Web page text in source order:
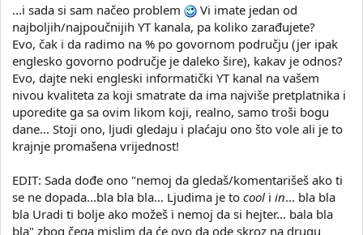
...i sada si sam načeo problem
Vi imate jedan od
najboljih/najpoučnijih YT kanala, pa koliko zarađujete?
Evo, čak i da radimo na % po govornom području (jer ipak
englesko govorno područje je daleko šire), kakav je odnos?
Evo, dajte neki engleski informatički YT kanal na vašem
nivou kvaliteta za koji smatrate da ima najviše pretplatnika i
uporedite ga sa ovim likom koji, realno, samo troši bogu
dane... Stoji ono, ljudi gledaju i plaćaju ono što vole ali je to
krajnje promašena vrijednost!
EDIT: Sada dođe ono "nemoj da gledaš/komentarišeš ako ti
se ne dopada...bla bla bla... Ljudima je to cool i in... bla bla
bla Uradi ti bolje ako možeš i nemoj da si hejter... bala bla
bla" zbog čega mislim da će ovo da ode skroz na drugu